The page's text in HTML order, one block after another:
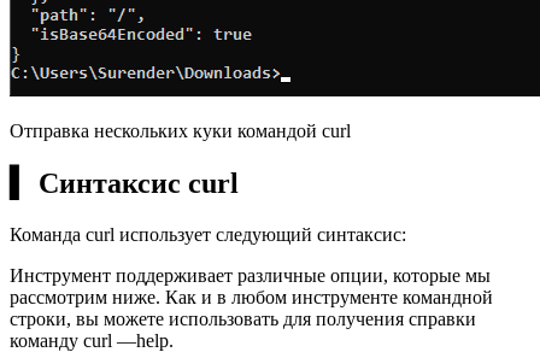
Отправка нескольких куки командой curl
▍ Синтаксис curl
Команда curl использует следующий синтаксис:
Инструмент поддерживает различные опции, которые мы
рассмотрим ниже. Как и в любом инструменте командной
строки, вы можете использовать для получения справки
команду curl —help.